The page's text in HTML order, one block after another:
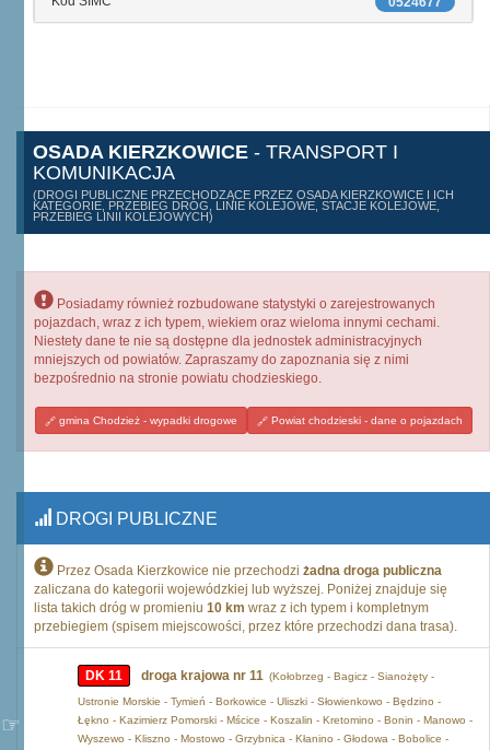
OSADA KIERZKOWICE - TRANSPORT I
KOMUNIKACJA
(DROGI PUBLICZNE PRZECHODZĄCE PRZEZ OSADA KIERZKOWICE I ICH
KATEGORIE, PRZEBIEG DRÓG, LINIE KOLEJOWE, STACJE KOLEJOWE,
PRZEBIEG LINII KOLEJOWYCH)
Posiadamy również rozbudowane statystyki o zarejestrowanych
pojazdach, wraz z ich typem, wiekiem oraz wieloma innymi cechami.
Niestety dane te nie są dostępne dla jednostek administracyjnych
mniejszych od powiatów. Zapraszamy do zapoznania się z nimi
bezpośrednio na stronie powiatu chodzieskiego.
gmina Chodzież - wypadki drogowe Powiat chodzieski - dane o pojazdach
DROGI PUBLICZNE
Przez Osada Kierzkowice nie przechodzi żadna droga publiczna
zaliczana do kategorii wojewódzkiej lub wyższej. Poniżej znajduje się
lista takich dróg w promieniu 10 km wraz z ich typem i kompletnym
przebiegiem (spisem miejscowości, przez które przechodzi dana trasa).
DK 11 droga krajowa nr 11 (Kołobrzeg - Bagicz - Sianożęty -
Ustronie Morskie - Tymień - Borkowice - Uliszki - Słowienkowo - Będzino -
Łękno - Kazimierz Pomorski - Mścice - Koszalin - Kretomino - Bonin - Manowo -
Wyszewo - Kliszno - Mostowo - Grzybnica - Kłanino - Głodowa - Bobolice -